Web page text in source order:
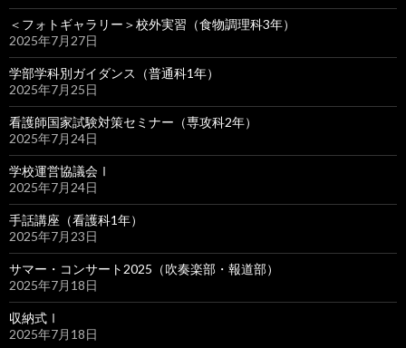
＜フォトギャラリー＞校外実習（食物調理科3年）
2025年7月27日
学部学科別ガイダンス（普通科1年）
2025年7月25日
看護師国家試験対策セミナー（専攻科2年）
2025年7月24日
学校運営協議会Ⅰ
2025年7月24日
手話講座（看護科1年）
2025年7月23日
サマー・コンサート2025（吹奏楽部・報道部）
2025年7月18日
収納式Ⅰ
2025年7月18日